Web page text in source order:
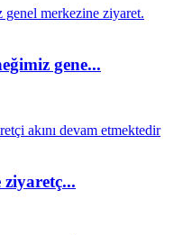
gene...
ziyaretç...